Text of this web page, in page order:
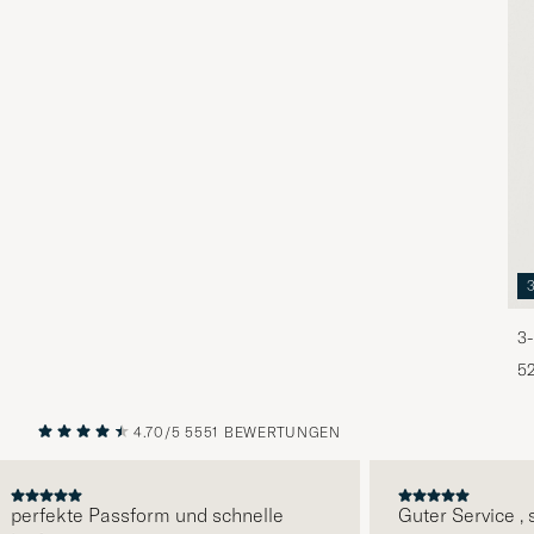
VORHERIGE NÄCHSTE
4.70/5 5551 BEWERTUNGEN
Passform und schnelle
Guter Service ,